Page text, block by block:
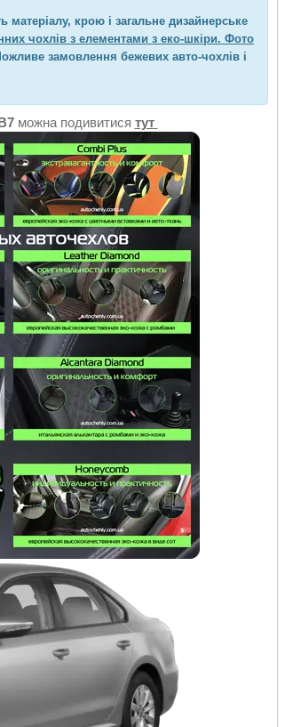
матеріалу, крою і загальне дизайнерське
чохлів з елементами з еко-шкіри. Фото
замовлення бежевих авто-чохлів і
можна подивитися тут